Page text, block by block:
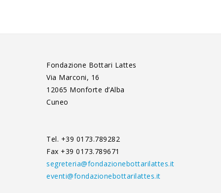
Fondazione Bottari Lattes
Via Marconi, 16
12065 Monforte d’Alba
Cuneo
Tel. +39 0173.789282
Fax +39 0173.789671
segreteria@fondazionebottarilattes.it
eventi@fondazionebottarilattes.it